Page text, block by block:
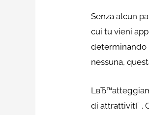
Senza alcun
cui tu vieni
determinando
nessuna,
di attrattivitГ .